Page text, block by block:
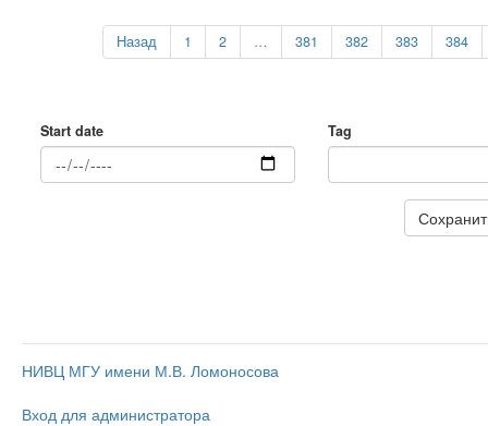
Назад 1 2 … 381 382 383 384
Start date Tag
НИВЦ МГУ имени М.В. Ломоносова
Вход для администратора